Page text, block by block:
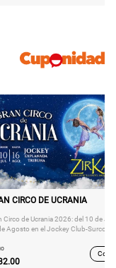
CIRCO DE UCRANIA
Circo de Ucrania 2026: del 10 de
Agosto en el Jockey Club-Surco